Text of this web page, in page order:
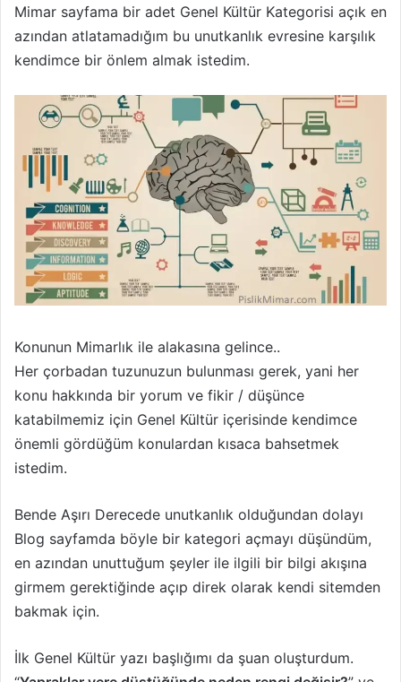
Mimar sayfama bir adet Genel Kültür Kategorisi açık en
azından atlatamadığım bu unutkanlık evresine karşılık
kendimce bir önlem almak istedim.
Konunun Mimarlık ile alakasına gelince..
Her çorbadan tuzunuzun bulunması gerek, yani her
konu hakkında bir yorum ve fikir / düşünce
katabilmemiz için Genel Kültür içerisinde kendimce
önemli gördüğüm konulardan kısaca bahsetmek
istedim.
Bende Aşırı Derecede unutkanlık olduğundan dolayı
Blog sayfamda böyle bir kategori açmayı düşündüm,
en azından unuttuğum şeyler ile ilgili bir bilgi akışına
girmem gerektiğinde açıp direk olarak kendi sitemden
bakmak için.
İlk Genel Kültür yazı başlığımı da şuan oluşturdum.